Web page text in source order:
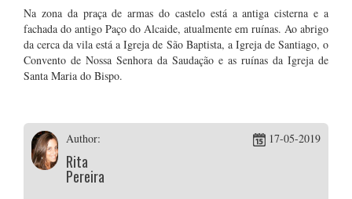
Na zona da praça de armas do castelo está a antiga cisterna e a
fachada do antigo Paço do Alcaide, atualmente em ruínas. Ao abrigo
da cerca da vila está a Igreja de São Baptista, a Igreja de Santiago, o
Convento de Nossa Senhora da Saudação e as ruínas da Igreja de
Santa Maria do Bispo.
Author:
Rita
Pereira
17-05-2019